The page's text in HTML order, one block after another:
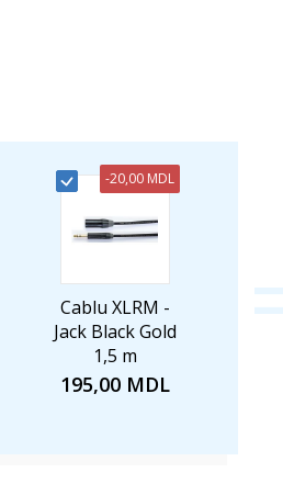
-20,00 MDL
Cablu XLRM -
Jack Black Gold
1,5 m
195,00 MDL